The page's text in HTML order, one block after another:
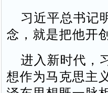
习近平总书记
念，就是把他开
进入新时代，
想作为马克思主